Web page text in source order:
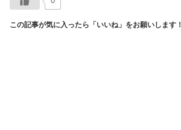
この記事が気に入ったら「いいね」をお願いします！